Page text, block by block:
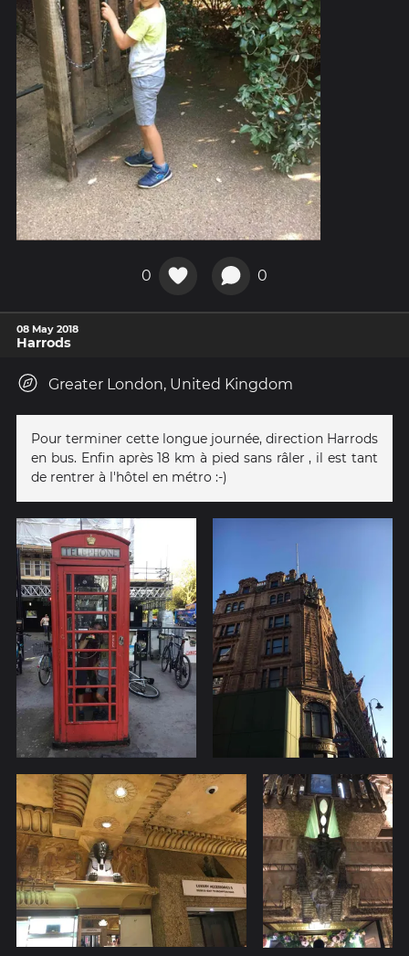
0 0
08 May 2018
Harrods
Greater London, United Kingdom
Pour terminer cette longue journée, direction Harrods
en bus. Enfin après 18 km à pied sans râler , il est tant
de rentrer à l'hôtel en métro :-)